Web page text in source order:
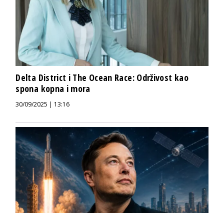
Delta District i The Ocean Race: Održivost kao
spona kopna i mora
30/09/2025 | 13:16